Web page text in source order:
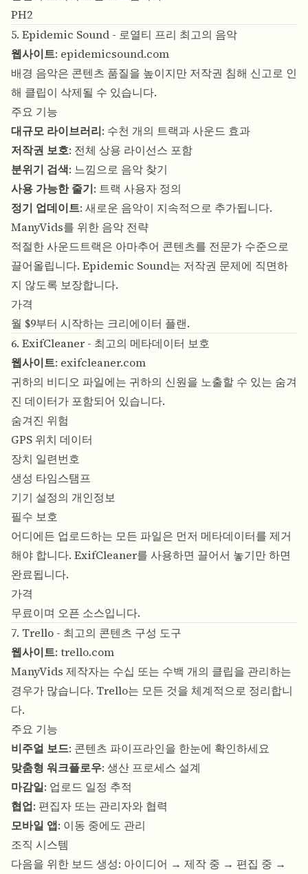
PH2
5. Epidemic Sound - 로열티 프리 최고의 음악
웹사이트: epidemicsound.com
배경 음악은 콘텐츠 품질을 높이지만 저작권 침해 신고로 인
해 클립이 삭제될 수 있습니다.
주요 기능
대규모 라이브러리: 수천 개의 트랙과 사운드 효과
저작권 보호: 전체 상용 라이선스 포함
분위기 검색: 느낌으로 음악 찾기
사용 가능한 줄기: 트랙 사용자 정의
정기 업데이트: 새로운 음악이 지속적으로 추가됩니다.
ManyVids를 위한 음악 전략
적절한 사운드트랙은 아마추어 콘텐츠를 전문가 수준으로
끌어올립니다. Epidemic Sound는 저작권 문제에 직면하
지 않도록 보장합니다.
가격
월 $9부터 시작하는 크리에이터 플랜.
6. ExifCleaner - 최고의 메타데이터 보호
웹사이트: exifcleaner.com
귀하의 비디오 파일에는 귀하의 신원을 노출할 수 있는 숨겨
진 데이터가 포함되어 있습니다.
숨겨진 위험
GPS 위치 데이터
장치 일련번호
생성 타임스탬프
기기 설정의 개인정보
필수 보호
어디에든 업로드하는 모든 파일은 먼저 메타데이터를 제거
해야 합니다. ExifCleaner를 사용하면 끌어서 놓기만 하면
완료됩니다.
가격
무료이며 오픈 소스입니다.
7. Trello - 최고의 콘텐츠 구성 도구
웹사이트: trello.com
ManyVids 제작자는 수십 또는 수백 개의 클립을 관리하는
경우가 많습니다. Trello는 모든 것을 체계적으로 정리합니
다.
주요 기능
비주얼 보드: 콘텐츠 파이프라인을 한눈에 확인하세요
맞춤형 워크플로우: 생산 프로세스 설계
마감일: 업로드 일정 추적
협업: 편집자 또는 관리자와 협력
모바일 앱: 이동 중에도 관리
조직 시스템
다음을 위한 보드 생성: 아이디어 → 제작 중 → 편집 중 →